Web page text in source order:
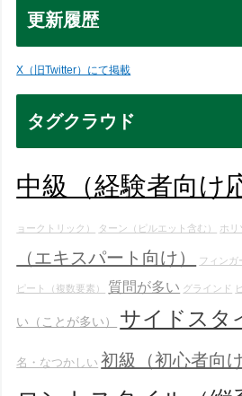
更新履歴
X（旧Twitter）にて掲載
タグクラウド
中級（経験者向け
ョークトリック） ターン（ピルエット含む） ホリ
（エキスパート向け）
フィンガ
ピート（複数要素） 質問が多い グラインド
い（ことが多い） サイドスタ
名・なつかしい 初級（初心者向け